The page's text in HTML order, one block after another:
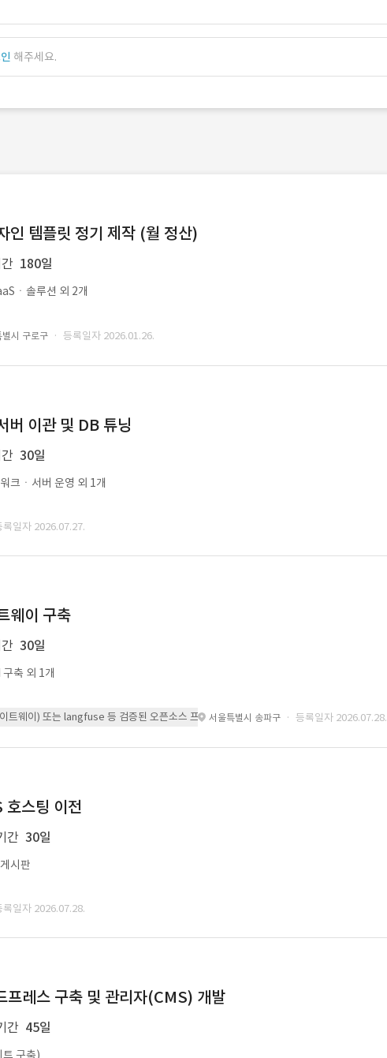
해주세요.
인 템플릿 정기 제작 (월 정산)
180일
ㆍ솔루션 외 2개
별시 구로구 · 등록일자 2026.01.26.
버 이관 및 DB 튜닝
30일
크ㆍ서버 운영 외 1개
록일자 2026.07.27.
웨이 구축
30일
축 외 1개
트웨이) 또는 langfuse 등 검증된 오픈소스 프레임워크를 기반으로 시스템을 구축
서울특별시 송파구 · 등록일자 2026.07.28.
호스팅 이전
간 30일
시판
록일자 2026.07.28.
프레스 구축 및 관리자(CMS) 개발
간 45일
구축)